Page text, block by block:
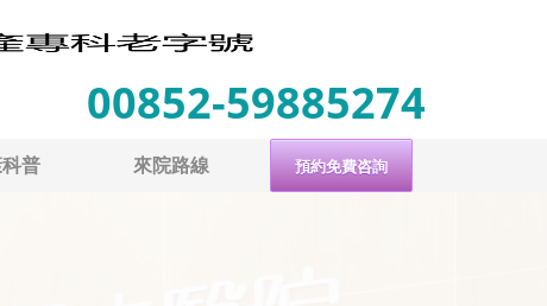
00852-59885274
普 來院路線 預約免費咨詢